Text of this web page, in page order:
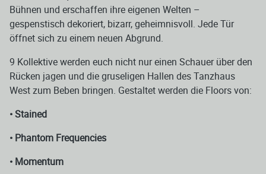
Bühnen und erschaffen ihre eigenen Welten –
gespenstisch dekoriert, bizarr, geheimnisvoll. Jede Tür
öffnet sich zu einem neuen Abgrund.
9 Kollektive werden euch nicht nur einen Schauer über den
Rücken jagen und die gruseligen Hallen des Tanzhaus
West zum Beben bringen. Gestaltet werden die Floors von:
• Stained
• Phantom Frequencies
• Momentum